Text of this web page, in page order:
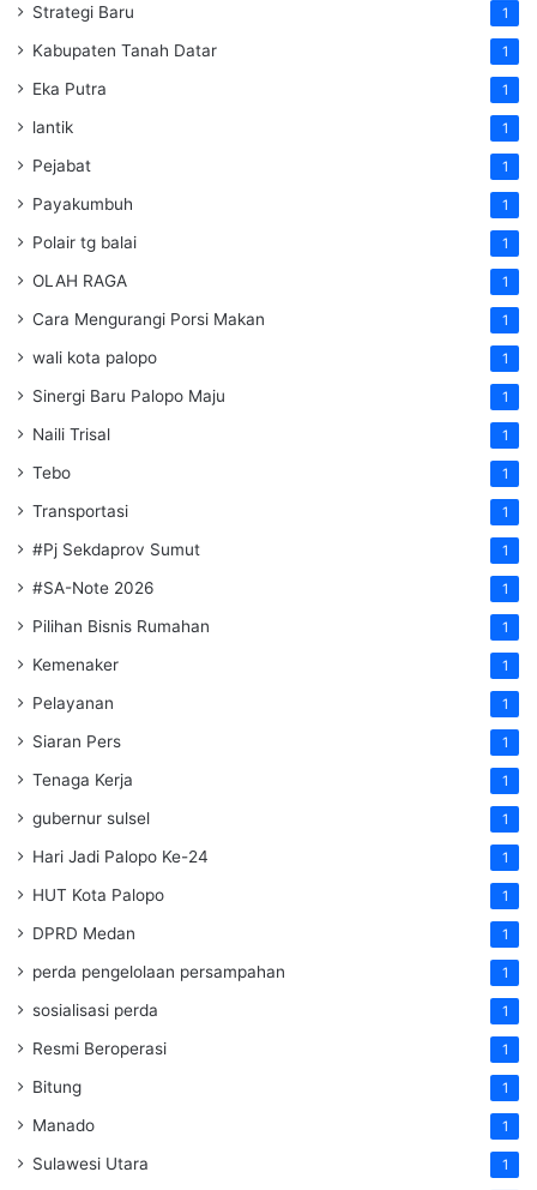
Strategi Baru 1
Kabupaten Tanah Datar 1
Eka Putra 1
lantik 1
Pejabat 1
Payakumbuh 1
Polair tg balai 1
OLAH RAGA 1
Cara Mengurangi Porsi Makan 1
wali kota palopo 1
Sinergi Baru Palopo Maju 1
Naili Trisal 1
Tebo 1
Transportasi 1
#Pj Sekdaprov Sumut 1
#SA-Note 2026 1
Pilihan Bisnis Rumahan 1
Kemenaker 1
Pelayanan 1
Siaran Pers 1
Tenaga Kerja 1
gubernur sulsel 1
Hari Jadi Palopo Ke-24 1
HUT Kota Palopo 1
DPRD Medan 1
perda pengelolaan persampahan 1
sosialisasi perda 1
Resmi Beroperasi 1
Bitung 1
Manado 1
Sulawesi Utara 1